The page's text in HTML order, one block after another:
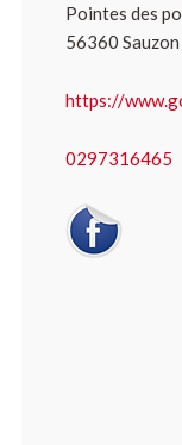
Pointes des
56360 Sauzon
https://
0297316465